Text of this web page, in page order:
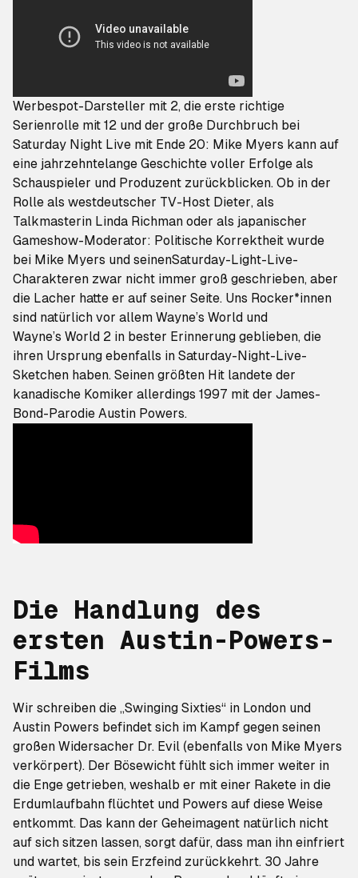
Werbespot-Darsteller mit 2, die erste richtige
Serienrolle mit 12 und der große Durchbruch bei
Saturday Night Live mit Ende 20: Mike Myers kann auf
eine jahrzehntelange Geschichte voller Erfolge als
Schauspieler und Produzent zurückblicken. Ob in der
Rolle als westdeutscher TV-Host Dieter, als
Talkmasterin Linda Richman oder als japanischer
Gameshow-Moderator: Politische Korrektheit wurde
bei Mike Myers und seinenSaturday-Light-Live-
Charakteren zwar nicht immer groß geschrieben, aber
die Lacher hatte er auf seiner Seite. Uns Rocker*innen
sind natürlich vor allem Wayne’s World und
Wayne’s World 2 in bester Erinnerung geblieben, die
ihren Ursprung ebenfalls in Saturday-Night-Live-
Sketchen haben. Seinen größten Hit landete der
kanadische Komiker allerdings 1997 mit der James-
Bond-Parodie Austin Powers.
Die Handlung des
ersten Austin-Powers-
Films
Wir schreiben die „Swinging Sixties“ in London und
Austin Powers befindet sich im Kampf gegen seinen
großen Widersacher Dr. Evil (ebenfalls von Mike Myers
verkörpert). Der Bösewicht fühlt sich immer weiter in
die Enge getrieben, weshalb er mit einer Rakete in die
Erdumlaufbahn flüchtet und Powers auf diese Weise
entkommt. Das kann der Geheimagent natürlich nicht
auf sich sitzen lassen, sorgt dafür, dass man ihn einfriert
und wartet, bis sein Erzfeind zurückkehrt. 30 Jahre